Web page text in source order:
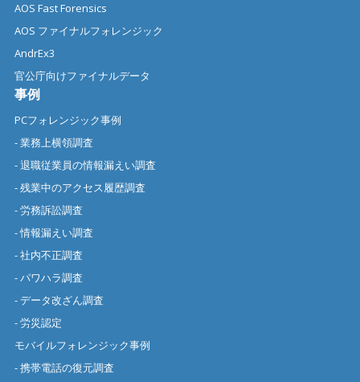
AOS Fast Forensics
AOS ファイナルフォレンジック
AndrEx3
官公庁向けファイナルデータ
事例
PCフォレンジック事例
- 業務上横領調査
- 退職従業員の情報漏えい調査
- 残業中のアクセス履歴調査
- 労務訴訟調査
- 情報漏えい調査
- 社内不正調査
- パワハラ調査
- データ改ざん調査
- 労災認定
モバイルフォレンジック事例
- 携帯電話の復元調査